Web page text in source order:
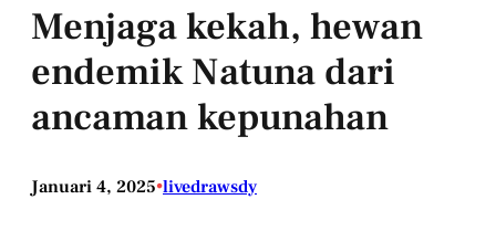
Menjaga kekah, hewan
endemik Natuna dari
ancaman kepunahan
Januari 4, 2025•livedrawsdy